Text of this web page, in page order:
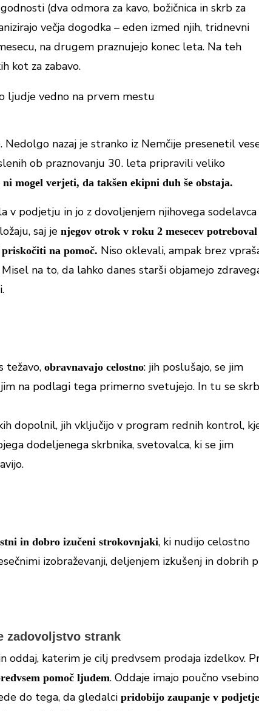
(dva odmora za kavo, božičnica in skrb za
večja dogodka – eden izmed njih, tridnevni
na drugem praznujejo konec leta. Na teh
kot za zabavo.
nazaj je stranko iz Nemčije presenetil
ob praznovanju 30. leta pripravili veliko
ni mogel verjeti, da takšen ekipni duh še obstaja.
v podjetju in jo z dovoljenjem njihovega sodelavca
saj je njegov otrok v roku 2 mesecev potreboval
priskočiti na pomoč. Niso oklevali, ampak brez
na to, da lahko danes starši objamejo
težavo, obravnavajo celostno: jih poslušajo, se jim
na podlagi tega primerno svetujejo. In tu se skrb
dopolnil, jih vključijo v program rednih kontrol,
dodeljenega skrbnika, svetovalca, ki se jim
in dobro izučeni strokovnjaki, ki nudijo celostno
izobraževanji, deljenjem izkušenj in dobrih
zadovoljstvo strank
katerim je cilj predvsem prodaja izdelkov.
pomoč ljudem. Oddaje imajo poučno
do tega, da gledalci pridobijo zaupanje v podjetje
Ampak to še ni vse...
Pridobite ekskluziven dostop do ponudb, daril,
predčasnih razprodaj …
Prijava